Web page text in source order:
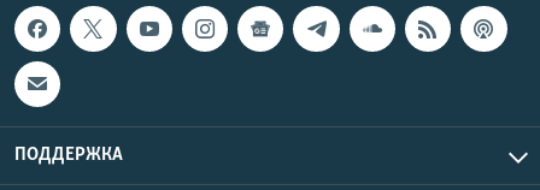
ПОДДЕРЖКА